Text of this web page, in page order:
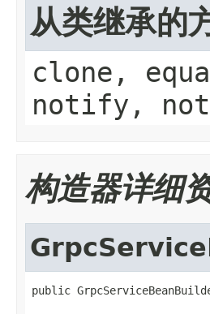
从类继承
clone,
notify,
构造器详细
public